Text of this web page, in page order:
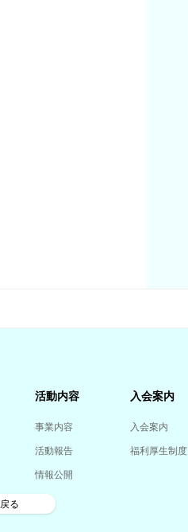
活動内容
事業内容
活動報告
情報公開
入会案内
入会案内
福利厚生制度
る